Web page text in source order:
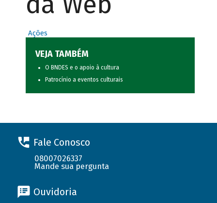
Ações
VEJA TAMBÉM
O BNDES e o apoio à cultura
Patrocínio a eventos culturais
Fale Conosco
08007026337
Mande sua pergunta
Ouvidoria